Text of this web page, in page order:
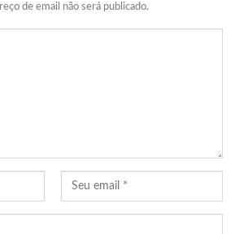
de email não será publicado.